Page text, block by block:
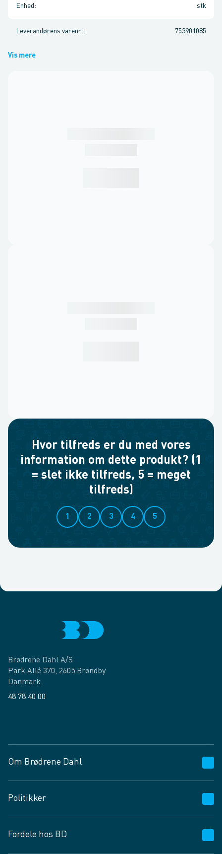
Enhed : stk
Leverandørens varenr. : 753901085
Vis mere
Hvor tilfreds er du med vores
information om dette produkt? (1
= slet ikke tilfreds, 5 = meget
tilfreds)
1 2 3 4 5
Brødrene Dahl A/S
Park Allé 370, 2605 Brøndby
Danmark
48 78 40 00
Om Brødrene Dahl
Vagttelefon 30 10 89 89
Spørgsmål og svar
Job og karriere
Politikker
Privatlivspolitik
Fordele hos BD